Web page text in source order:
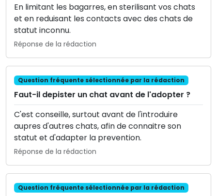
En limitant les bagarres, en sterilisant vos chats
et en reduisant les contacts avec des chats de
statut inconnu.
Réponse de la rédaction
Question fréquente sélectionnée par la rédaction
Faut-il depister un chat avant de l'adopter ?
C'est conseille, surtout avant de l'introduire
aupres d'autres chats, afin de connaitre son
statut et d'adapter la prevention.
Réponse de la rédaction
Question fréquente sélectionnée par la rédaction